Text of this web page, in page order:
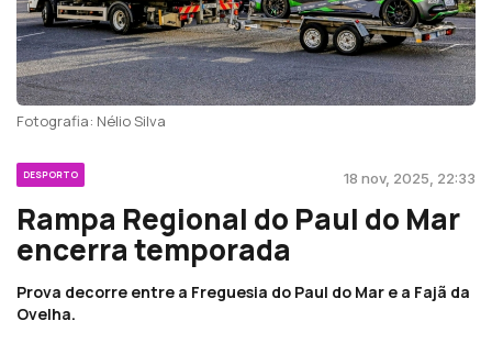
Fotografia: Nélio Silva
DESPORTO 18 nov, 2025, 22:33
Rampa Regional do Paul do Mar
encerra temporada
Prova decorre entre a Freguesia do Paul do Mar e a Fajã da
Ovelha.